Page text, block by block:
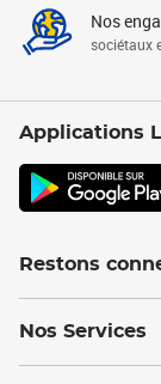
Nos
sociétaux
Applications
Restons
Nos Services